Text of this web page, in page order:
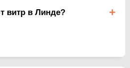
витр в Линде?